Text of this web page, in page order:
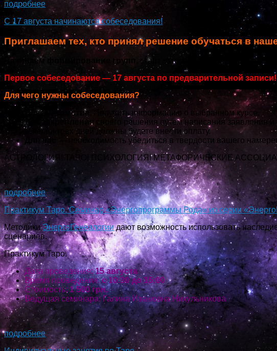
подробнее
С 17 августа начинаются собеседования!
Приглашаем тех, кто принял решение обучаться в
Начинаем формирование групп,
старт которых, запланирован на
Первое собеседование — 17 августа по предварительной записи!
Для чего нужны собеседования?
Для знакомства.
Получить информацию о выбранном курсе.
Для закрепления
своего решения путем написания заявления
течении трех дней должны будете внести оплату.
Для нас — необходимость убедиться в твердости вашего
АСТРОЛОГИЯ! ТАРО! ПСИХОЛОГИЯ! МЕТАФОРИЧЕСКИЕ
...
подробнее
Практикум Таро. Семинар «Энергопрограммы Рода» из серии
МетодикиЭнергоГенеалогиидают возможность использовать
сценариев.
Практикум Таро.
Дата проведения:15 августа
Время проведения:с 10:30 до 15:00
Стоимость:1 500 грн.
Ведущая семинара: Галина Ивановна Никульникова
...
подробнее